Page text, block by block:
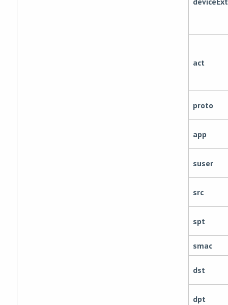
act
proto
app
suser
src
spt
smac
dst
dpt